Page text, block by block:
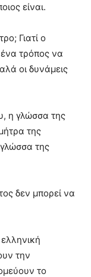
είναι.
Γιατί ο
ένα τρόπος να
οι δυνάμεις
η γλώσσα της
της
της
δεν μπορεί να
την
το